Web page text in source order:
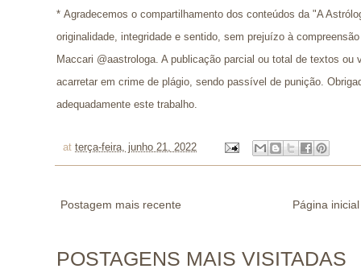
* Agradecemos o compartilhamento dos conteúdos da "A
originalidade, integridade e sentido, sem prejuízo à
Maccari @aastrologa. A publicação parcial ou total de textos
acarretar em crime de plágio, sendo passível de punição.
adequadamente este trabalho.
at terça-feira, junho 21, 2022
Postagem mais recente Página inicial
POSTAGENS MAIS VISITADAS